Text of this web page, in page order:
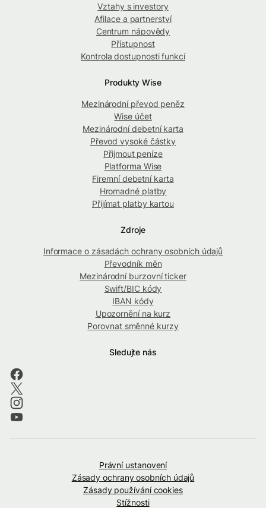
Vztahy s investory
Afilace a partnerství
Centrum nápovědy
Přístupnost
Kontrola dostupnosti funkcí
Produkty Wise
Mezinárodní převod peněz
Wise účet
Mezinárodní debetní karta
Převod vysoké částky
Přijmout peníze
Platforma Wise
Firemní debetní karta
Hromadné platby
Přijímat platby kartou
Zdroje
Informace o zásadách ochrany osobních údajů
Převodník měn
Mezinárodní burzovní ticker
Swift/BIC kódy
IBAN kódy
Upozornění na kurz
Porovnat směnné kurzy
Sledujte nás
Právní ustanovení
Zásady ochrany osobních údajů
Zásady používání cookies
Stížnosti